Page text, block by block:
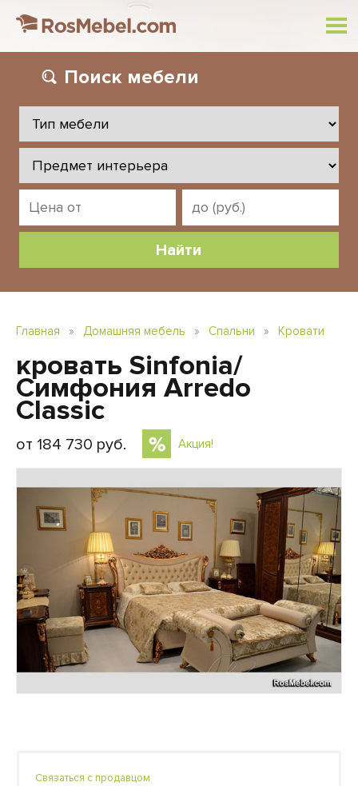
Поиск мебели
Главная » Домашняя мебель » Спальни » Кровати
кровать Sinfonia/
Симфония Arredo
Classic
от 184 730 руб. Акция!
Связаться с продавцом